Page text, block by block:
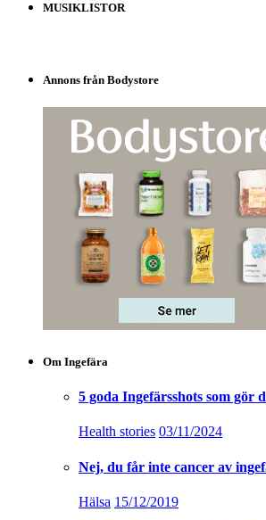
MUSIKLISTOR
Annons från Bodystore
Om Ingefära
5 goda Ingefärsshots som gör
Health stories 03/11/2024
Nej, du får inte cancer av
Hälsa 15/12/2019